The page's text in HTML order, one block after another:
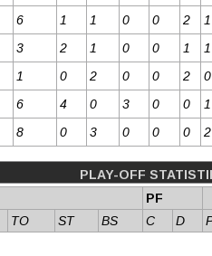
6 1 1 0 0 2 1
3 2 1 0 0 1 1
1 0 2 0 0 2 0
6 4 0 3 0 0 1
8 0 3 0 0 0 2
PLAY-OFF
PF
TO ST BS C D